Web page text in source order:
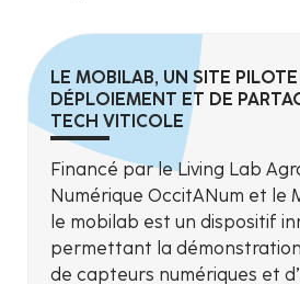
LE MOBILAB, UN SITE
DÉPLOIEMENT ET DE
TECH VITICOLE
Financé par le Living Lab
Numérique OccitANum et le
le mobilab est un dispositif
permettant la démonstration
de capteurs numériques et